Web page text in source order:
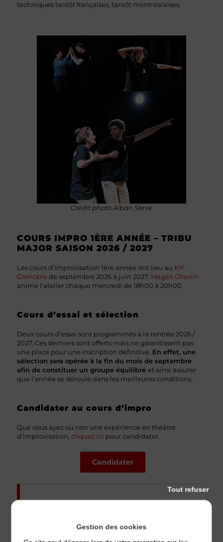
techniques tantôt françaises, tantôt montréalaises.
Crédit photo Alban Serve
COURS IMPRO 1ÈRE ANNÉE – TRIBU
MAJOR SAISON 2026 / 2027
Les cours d’improvisation 1ère année ont lieu au KIF
Grenoble de septembre 2026 à juin 2027. Magali Charrin
anime l’atelier chaque mercredi de 18h00 à 20h00.
Cours d’essai et sélection
Deux cours d’essai sont programmés à la rentrée 2026 /
2027. Ces derniers sont offerts mais ne garantissent pas
une place pour une inscription définitive. En effet, une
sélection sera opérée à la fin du mois de septembre
afin de constituer un groupe équilibré et ainsi assurer
que l’année se déroule dans les meilleures conditions.
Candidater au cours d’impro
Que vous ayez ou non une expérience en théâtre
d’improvisation, cliquez ici pour candidater.
Candidater
cours 1ère année.
Gestion des cookies
Tout refuser